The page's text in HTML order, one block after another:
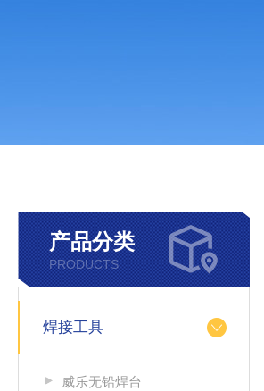
产品分类
PRODUCTS
焊接工具
威乐无铅焊台